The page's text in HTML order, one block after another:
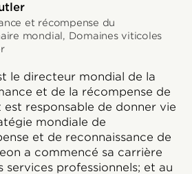
et récompense du
mondial, Domaines viticoles
le directeur mondial de la
et de la récompense de
est responsable de donner vie
mondiale de
et de reconnaissance de
a commencé sa carrière
services professionnels; et au